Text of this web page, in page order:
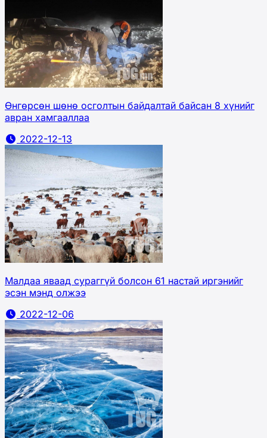
Өнгөрсөн шөнө осголтын байдалтай байсан 8 хүнийг
авран хамгааллаа
2022-12-13
Малдаа яваад сураггүй болсон 61 настай иргэнийг
эсэн мэнд олжээ
2022-12-06